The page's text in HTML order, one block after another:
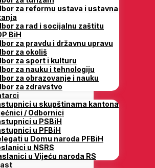
za reformu ustava i ustavna
za rad i socijalnu zaštitu
BiH
za pravdu i državnu upravu
za okoliš
za sport i kulturu
za nauku i tehnologiju
za obrazovanje i nauku
za zdravstvo
u skupštinama kantona
/ Odbornici
u PSBiH
u PFBiH
u Domu naroda PFBiH
u NSRS
u Vijeću naroda RS